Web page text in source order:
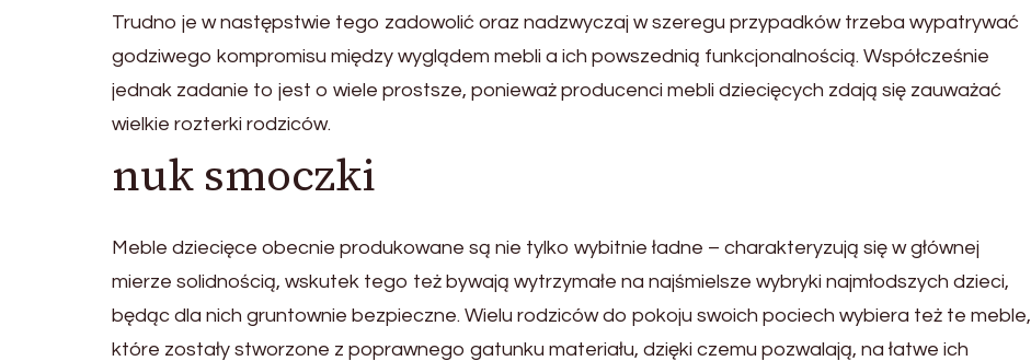
Trudno je w następstwie tego zadowolić oraz nadzwyczaj w szeregu przypadków trzeba wypatrywać
godziwego kompromisu między wyglądem mebli a ich powszednią funkcjonalnością. Współcześnie
jednak zadanie to jest o wiele prostsze, ponieważ producenci mebli dziecięcych zdają się zauważać
wielkie rozterki rodziców.
nuk smoczki
Meble dziecięce obecnie produkowane są nie tylko wybitnie ładne – charakteryzują się w głównej
mierze solidnością, wskutek tego też bywają wytrzymałe na najśmielsze wybryki najmłodszych dzieci,
będąc dla nich gruntownie bezpieczne. Wielu rodziców do pokoju swoich pociech wybiera też te meble,
które zostały stworzone z poprawnego gatunku materiału, dzięki czemu pozwalają, na łatwe ich